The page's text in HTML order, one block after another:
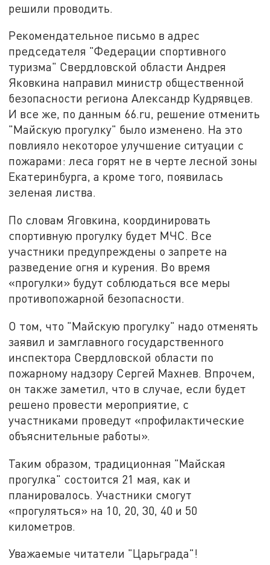
решили проводить.
Рекомендательное письмо в адрес
председателя "Федерации спортивного
туризма" Свердловской области Андрея
Яковкина направил министр общественной
безопасности региона Александр Кудрявцев.
И все же, по данным 66.ru, решение отменить
"Майскую прогулку" было изменено. На это
повлияло некоторое улучшение ситуации с
пожарами: леса горят не в черте лесной зоны
Екатеринбурга, а кроме того, появилась
зеленая листва.
По словам Яговкина, координировать
спортивную прогулку будет МЧС. Все
участники предупреждены о запрете на
разведение огня и курения. Во время
«прогулки» будут соблюдаться все меры
противопожарной безопасности.
О том, что "Майскую прогулку" надо отменять
заявил и замглавного государственного
инспектора Свердловской области по
пожарному надзору Сергей Махнев. Впрочем,
он также заметил, что в случае, если будет
решено провести мероприятие, с
участниками проведут «профилактические
объяснительные работы».
Таким образом, традиционная "Майская
прогулка" состоится 21 мая, как и
планировалось. Участники смогут
«прогуляться» на 10, 20, 30, 40 и 50
километров.
Уважаемые читатели "Царьграда"!